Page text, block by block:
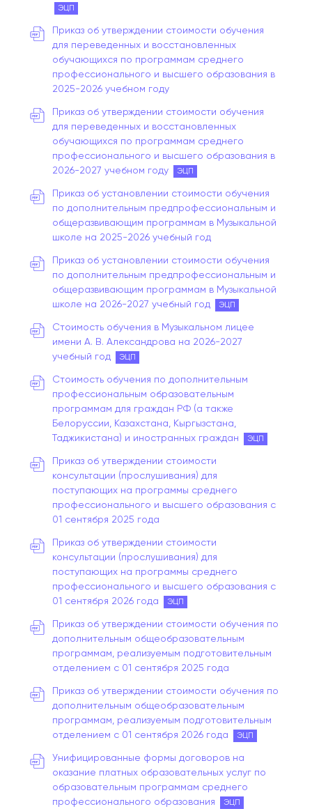
ЭЦП
Приказ об утверждении стоимости обучения
для переведенных и восстановленных
обучающихся по программам среднего
профессионального и высшего образования в
2025-2026 учебном году
Приказ об утверждении стоимости обучения
для переведенных и восстановленных
обучающихся по программам среднего
профессионального и высшего образования в
2026-2027 учебном году
ЭЦП
Приказ об установлении стоимости обучения
по дополнительным предпрофессиональным и
общеразвивающим программам в Музыкальной
школе на 2025-2026 учебный год
Приказ об установлении стоимости обучения
по дополнительным предпрофессиональным и
общеразвивающим программам в Музыкальной
школе на 2026-2027 учебный год
ЭЦП
Стоимость обучения в Музыкальном лицее
имени А. В. Александрова на 2026-2027
учебный год
ЭЦП
Стоимость обучения по дополнительным
профессиональным образовательным
программам для граждан РФ (а также
Белоруссии, Казахстана, Кыргызстана,
Таджикистана) и иностранных граждан
ЭЦП
Приказ об утверждении стоимости
консультации (прослушивания) для
поступающих на программы среднего
профессионального и высшего образования с
01 сентября 2025 года
Приказ об утверждении стоимости
консультации (прослушивания) для
поступающих на программы среднего
профессионального и высшего образования с
01 сентября 2026 года
ЭЦП
Приказ об утверждении стоимости обучения по
дополнительным общеобразовательным
программам, реализуемым подготовительным
отделением с 01 сентября 2025 года
Приказ об утверждении стоимости обучения по
дополнительным общеобразовательным
программам, реализуемым подготовительным
отделением с 01 сентября 2026 года
ЭЦП
Унифицированные формы договоров на
оказание платных образовательных услуг по
образовательным программам среднего
профессионального образования
ЭЦП